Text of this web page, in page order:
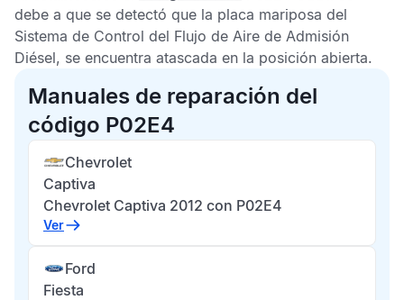
debe a que se detectó que la placa mariposa del
Sistema de Control del Flujo de Aire de Admisión
Diésel, se encuentra atascada en la posición abierta.
Manuales de reparación del
código P02E4
Chevrolet
Captiva
Chevrolet Captiva 2012 con P02E4
Ver
Ford
Fiesta